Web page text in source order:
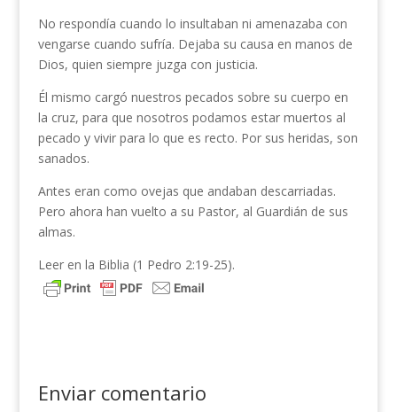
No respondía cuando lo insultaban ni amenazaba con
vengarse cuando sufría. Dejaba su causa en manos de
Dios, quien siempre juzga con justicia.
Él mismo cargó nuestros pecados sobre su cuerpo en
la cruz, para que nosotros podamos estar muertos al
pecado y vivir para lo que es recto. Por sus heridas, son
sanados.
Antes eran como ovejas que andaban descarriadas.
Pero ahora han vuelto a su Pastor, al Guardián de sus
almas.
Leer en la Biblia (1 Pedro 2:19-25).
Enviar comentario